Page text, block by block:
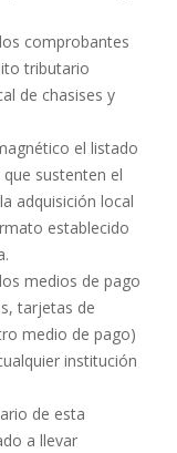
comprobantes
tributario
de chasises y
el listado
sustenten el
adquisición local
establecido
medios de pago
tarjetas de
medio de pago)
institución
de esta
a llevar